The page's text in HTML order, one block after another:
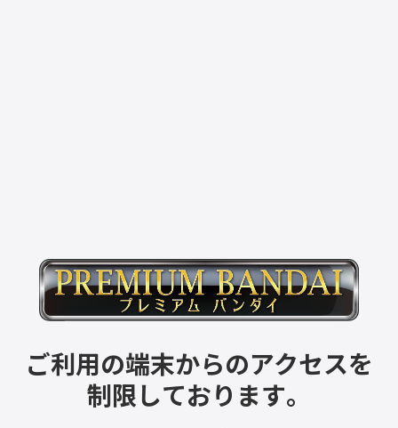
ご利用の端末からのアクセスを
制限しております。